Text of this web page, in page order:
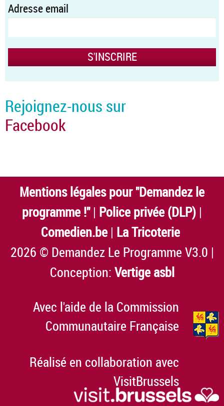
Adresse email
Rejoignez-nous sur
Facebook
Mentions légales pour "Demandez le
programme !"| Police privée (DLP) |
Comedien.be | La Tricoterie
2026 © Demandez Le Programme V3.0 |
Conception: Vertige asbl
Avec l'aide de la Commission
Communautaire Française
Réalisé en collaboration avec
VisitBrussels